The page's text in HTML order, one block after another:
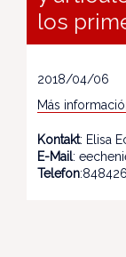
los
2018/04/06
Más
Kontakt: Elisa
E-Mail:
Telefon